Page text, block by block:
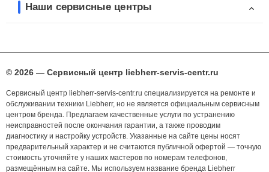
Наши сервисные центры
© 2026 — Сервисный центр liebherr-servis-centr.ru
Сервисный центр liebherr-servis-centr.ru специализируется на ремонте и
обслуживании техники Liebherr, но не является официальным сервисным
центром бренда. Предлагаем качественные услуги по устранению
неисправностей после окончания гарантии, а также проводим
диагностику и настройку устройств. Указанные на сайте цены носят
предварительный характер и не считаются публичной офертой — точную
стоимость уточняйте у наших мастеров по номерам телефонов,
размещённым на сайте. Мы используем название бренда Liebherr